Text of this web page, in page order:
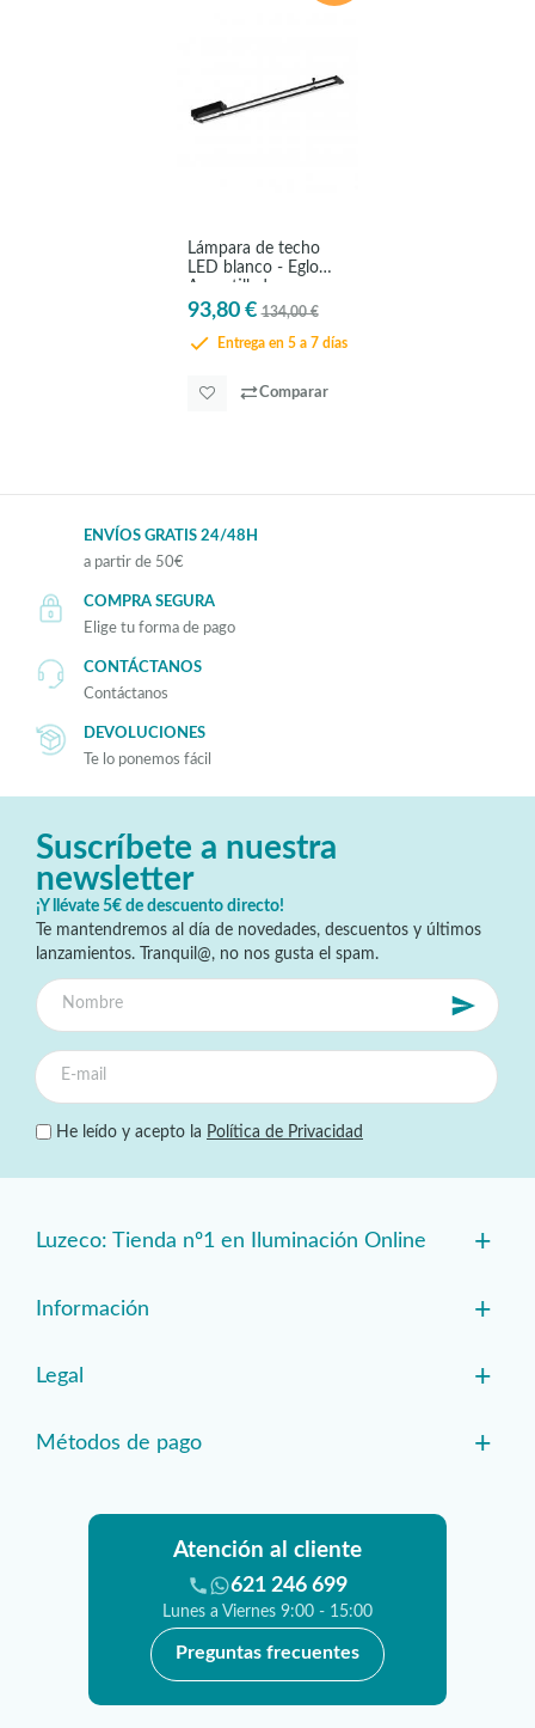
Lámpara de techo
LED blanco - Eglo
Amontillado
93,80 € 134,00 €
Entrega en 5 a 7 días
Comparar
ENVÍOS GRATIS 24/48H
a partir de 50€
COMPRA SEGURA
Elige tu forma de pago
CONTÁCTANOS
Contáctanos
DEVOLUCIONES
Te lo ponemos fácil
Suscríbete a nuestra
newsletter
¡Y llévate 5€ de descuento directo!
Te mantendremos al día de novedades, descuentos y últimos
lanzamientos. Tranquil@, no nos gusta el spam.
He leído y acepto la Política de Privacidad
Luzeco: Tienda nº1 en Iluminación Online +
Información +
Legal +
Métodos de pago +
Atención al cliente
621 246 699
Lunes a Viernes 9:00 - 15:00
Preguntas frecuentes